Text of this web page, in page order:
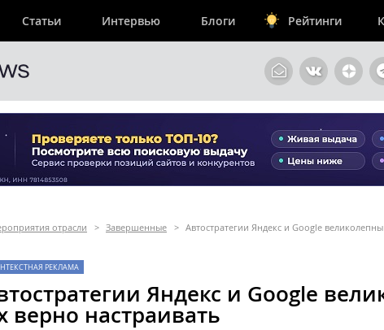
Статьи Интервью Блоги Рейтинги
отрасли > Завершенные > Автостратегии Яндекс и Google
РЕКЛАМА
Яндекс и Google
верно настраивать